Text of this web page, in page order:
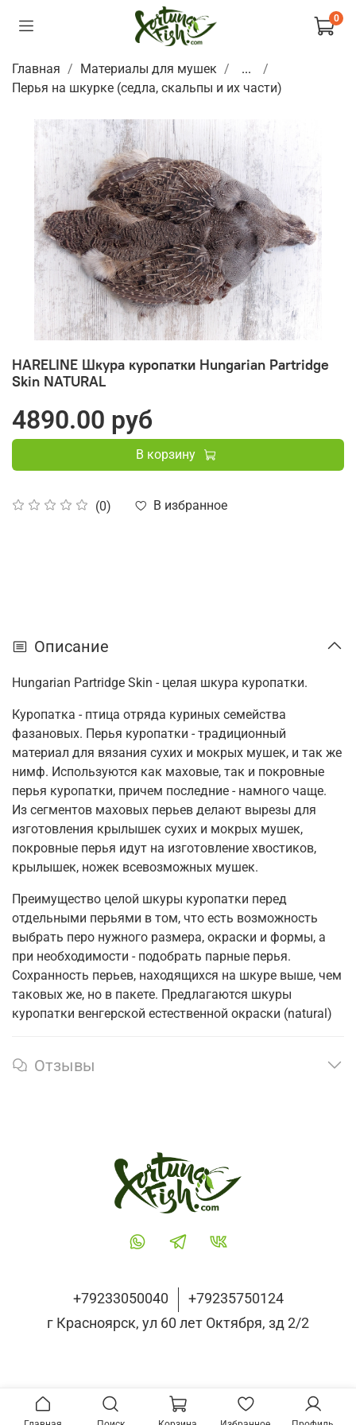
0
Главная Материалы для мушек
...
Перья на шкурке (седла, скальпы и их части)
HARELINE Шкура куропатки Hungarian Partridge
Skin NATURAL
(0) В избранное
4890.00 руб
В корзину
Описание
Hungarian Partridge Skin - целая шкура куропатки.
Куропатка - птица отряда куриных семейства
фазановых. Перья куропатки - традиционный
материал для вязания сухих и мокрых мушек, и так же
нимф. Используются как маховые, так и покровные
перья куропатки, причем последние - намного чаще.
Из сегментов маховых перьев делают вырезы для
изготовления крылышек сухих и мокрых мушек,
покровные перья идут на изготовление хвостиков,
крылышек, ножек всевозможных мушек.
Преимущество целой шкуры куропатки перед
отдельными перьями в том, что есть возможность
выбрать перо нужного размера, окраски и формы, а
при необходимости - подобрать парные перья.
Сохранность перьев, находящихся на шкуре выше, чем
таковых же, но в пакете. Предлагаются шкуры
куропатки венгерской естественной окраски (natural)
Отзывы
+79233050040
+79235750124
г Красноярск, ул 60 лет Октября, зд 2/2